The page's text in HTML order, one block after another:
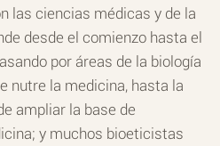
las ciencias médicas y de la
desde el comienzo hasta el
por áreas de la biología
nutre la medicina, hasta la
ampliar la base de
y muchos bioeticistas